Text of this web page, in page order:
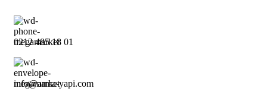
0212 485 18 01
info@arma-yapi.com